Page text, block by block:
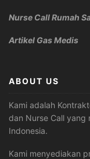
Nurse Call Rumah
Artikel Gas Medis
ABOUT US
Kami adalah
dan Nurse Call yang
Indonesia.
Kami menyediakan